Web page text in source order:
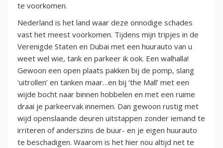
te voorkomen.
Nederland is het land waar deze onnodige schades
vast het meest voorkomen. Tijdens mijn tripjes in de
Verenigde Staten en Dubai met een huurauto van u
weet wel wie, tank en parkeer ik ook. Een walhalla!
Gewoon een open plaats pakken bij de pomp, slang
‘uitrollen’ en tanken maar…en bij ‘the Mall’ met een
wijde bocht naar binnen hobbelen en met een ruime
draai je parkeervak innemen. Dan gewoon rustig met
wijd openslaande deuren uitstappen zonder iemand te
irriteren of anderszins de buur- en je eigen huurauto
te beschadigen. Waarom is het hier nou altijd net te